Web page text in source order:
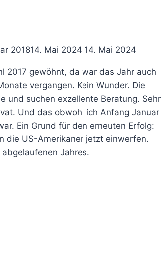
201814. Mai 2024 14. Mai 2024
2017 gewöhnt, da war das Jahr auch
vergangen. Kein Wunder. Die
und suchen exzellente Beratung. Sehr
Und das obwohl ich Anfang Januar
Ein Grund für den erneuten Erfolg:
die US-Amerikaner jetzt einwerfen.
Jahres.